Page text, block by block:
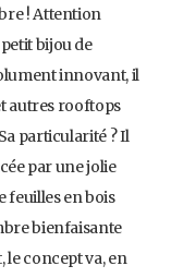
! Attention
bijou de
innovant, il
autres rooftops
particularité ? Il
par une jolie
feuilles en bois
bienfaisante
le concept va, en